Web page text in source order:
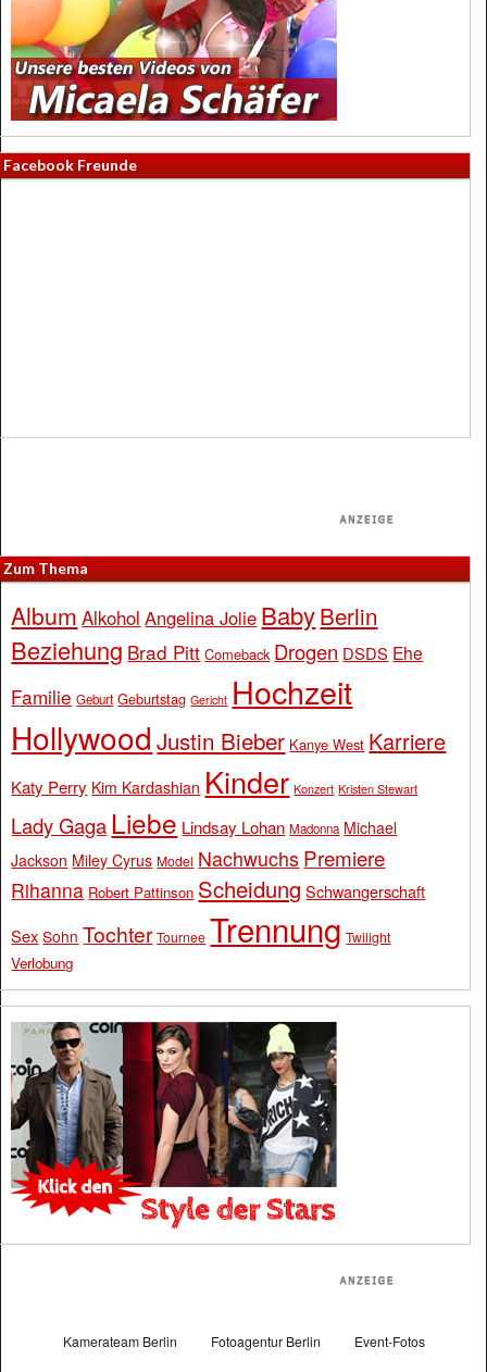
Facebook Freunde
Zum Thema
Album Alkohol Angelina Jolie BabyBerlin
Beziehung Brad Pitt Comeback Drogen DSDS Ehe
Familie Geburt Geburtstag Gericht Hochzeit
Hollywood Justin Bieber Kanye West Karriere
Katy Perry Kim Kardashian Kinder Konzert Kristen Stewart
Lady Gaga Liebe Lindsay Lohan Madonna Michael
Jackson Miley Cyrus Model Nachwuchs Premiere
Rihanna Robert Pattinson Scheidung Schwangerschaft
Sex Sohn Tochter Tournee Trennung Twilight
Verlobung
Kamerateam Berlin Fotoagentur Berlin Event-Fotos